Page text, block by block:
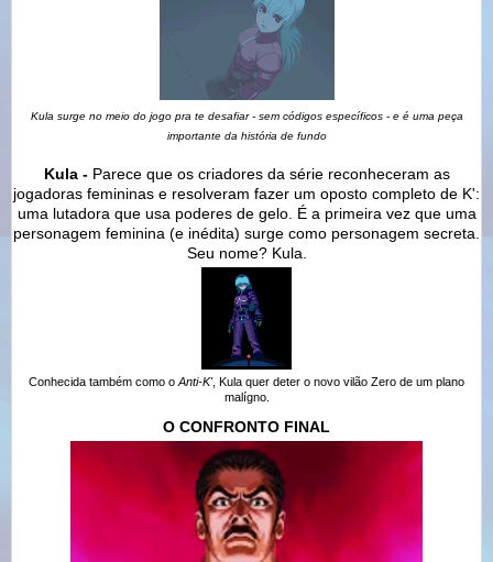
Kula surge no meio do jogo pra te desafiar - sem códigos específicos - e é uma peça
importante da história de fundo
Kula -Parece que os criadores da série reconheceram as
jogadoras femininas e resolveram fazer um oposto completo de K':
uma lutadora que usa poderes de gelo. É a primeira vez que uma
personagem feminina (e inédita) surge como personagem secreta.
Seu nome? Kula.
Conhecida também como o Anti-K', Kula quer deter o novo vilão Zero de um plano
malígno.
O CONFRONTO FINAL